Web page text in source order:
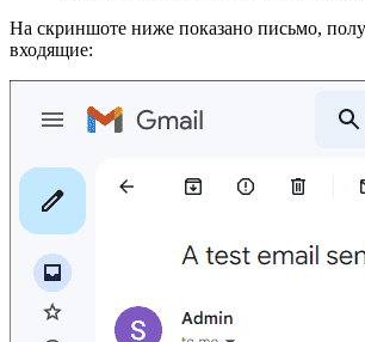
На скриншоте ниже показано письмо,
входящие: